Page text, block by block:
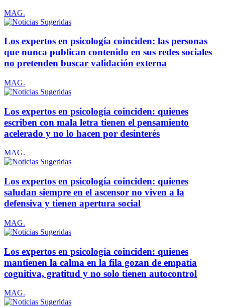
MAG.
Los expertos en psicología coinciden: las personas
que nunca publican contenido en sus redes sociales
no pretenden buscar validación externa
MAG.
Los expertos en psicología coinciden: quienes
escriben con mala letra tienen el pensamiento
acelerado y no lo hacen por desinterés
MAG.
Los expertos en psicología coinciden: quienes
saludan siempre en el ascensor no viven a la
defensiva y tienen apertura social
MAG.
Los expertos en psicología coinciden: quienes
mantienen la calma en la fila gozan de empatía
cognitiva, gratitud y no solo tienen autocontrol
MAG.